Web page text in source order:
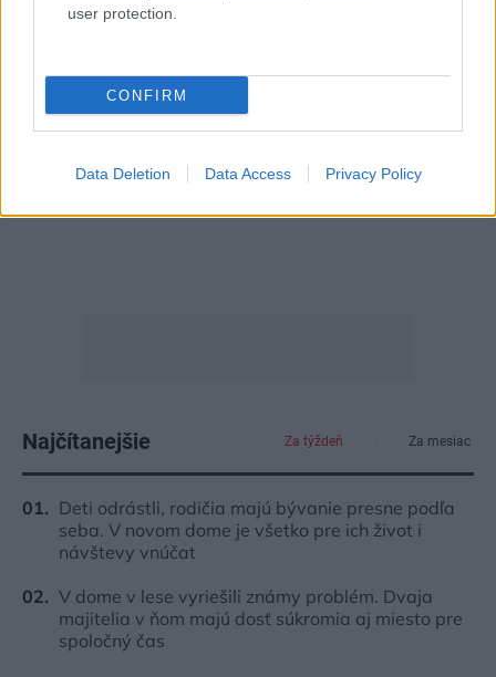
user protection.
CONFIRM
Data Deletion Data Access Privacy Policy
Najčítanejšie Za týždeň Za mesiac
Deti odrástli, rodičia majú bývanie presne podľa
seba. V novom dome je všetko pre ich život i
návštevy vnúčat
V dome v lese vyriešili známy problém. Dvaja
majitelia v ňom majú dosť súkromia aj miesto pre
spoločný čas